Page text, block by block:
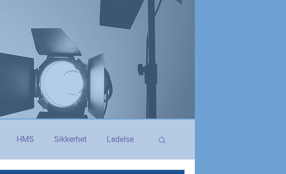
HMS Sikkerhet Ledelse